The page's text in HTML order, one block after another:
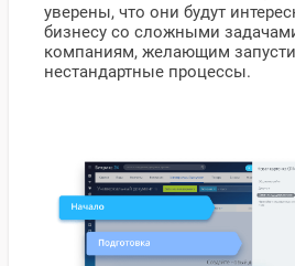
уверены, что они будут
бизнесу со сложными
компаниям, желающим
нестандартные процессы.